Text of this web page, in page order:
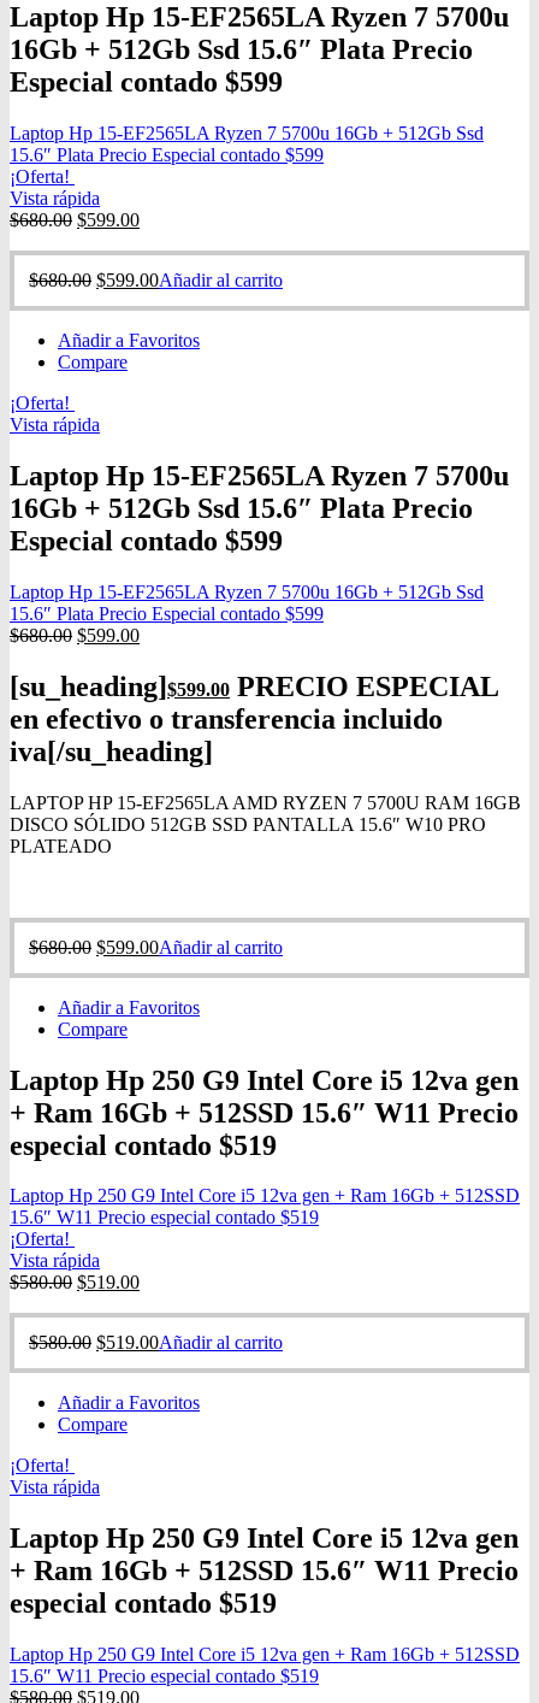
Laptop Hp 15-EF2565LA Ryzen 7 5700u
16Gb + 512Gb Ssd 15.6″ Plata Precio
Especial contado $599
Laptop Hp 15-EF2565LA Ryzen 7 5700u 16Gb + 512Gb Ssd
15.6″ Plata Precio Especial contado $599
¡Oferta!
Vista rápida
$680.00 $599.00
$680.00 $599.00Añadir al carrito
Añadir a Favoritos
Compare
¡Oferta!
Vista rápida
Laptop Hp 15-EF2565LA Ryzen 7 5700u
16Gb + 512Gb Ssd 15.6″ Plata Precio
Especial contado $599
Laptop Hp 15-EF2565LA Ryzen 7 5700u 16Gb + 512Gb Ssd
15.6″ Plata Precio Especial contado $599
$680.00 $599.00
[su_heading]$599.00 PRECIO ESPECIAL
en efectivo o transferencia incluido
iva[/su_heading]
LAPTOP HP 15-EF2565LA AMD RYZEN 7 5700U RAM 16GB
DISCO SÓLIDO 512GB SSD PANTALLA 15.6″ W10 PRO
PLATEADO
$680.00 $599.00Añadir al carrito
Añadir a Favoritos
Compare
Laptop Hp 250 G9 Intel Core i5 12va gen
+ Ram 16Gb + 512SSD 15.6″ W11 Precio
especial contado $519
Laptop Hp 250 G9 Intel Core i5 12va gen + Ram 16Gb + 512SSD
15.6″ W11 Precio especial contado $519
¡Oferta!
Vista rápida
$580.00 $519.00
$580.00 $519.00Añadir al carrito
Añadir a Favoritos
Compare
¡Oferta!
Vista rápida
Laptop Hp 250 G9 Intel Core i5 12va gen
+ Ram 16Gb + 512SSD 15.6″ W11 Precio
especial contado $519
Laptop Hp 250 G9 Intel Core i5 12va gen + Ram 16Gb + 512SSD
15.6″ W11 Precio especial contado $519
$580.00 $519.00